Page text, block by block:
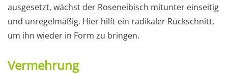
ausgesetzt, wächst der Roseneibisch mitunter einseitig
und unregelmäßig. Hier hilft ein radikaler Rückschnitt,
um ihn wieder in Form zu bringen.
Vermehrung